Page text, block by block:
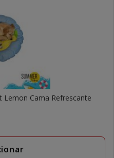
Lemon Cama Refrescante